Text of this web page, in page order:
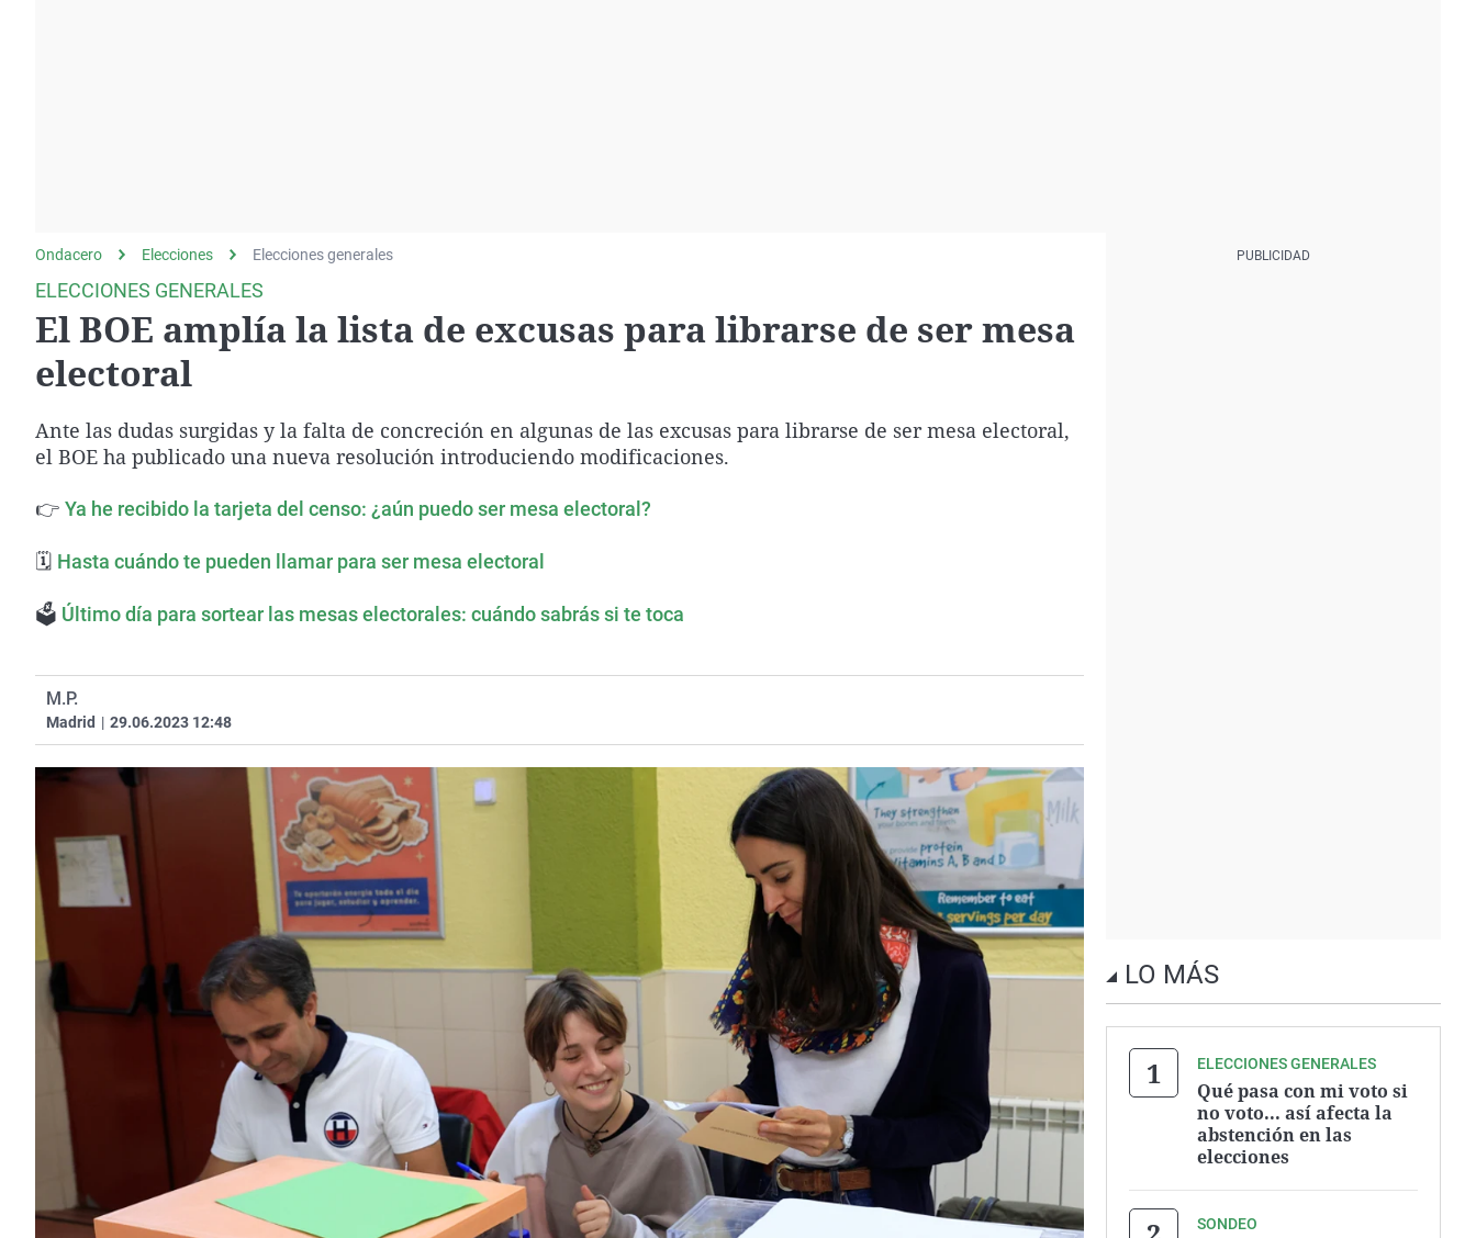
Ondacero Elecciones Elecciones generales
ELECCIONES GENERALES
El BOE amplía la lista de excusas para librarse de ser mesa
electoral
Ante las dudas surgidas y la falta de concreción en algunas de las excusas para librarse de ser mesa electoral,
el BOE ha publicado una nueva resolución introduciendo modificaciones.
👉 Ya he recibido la tarjeta del censo: ¿aún puedo ser mesa electoral?
🗓 Hasta cuándo te pueden llamar para ser mesa electoral
🗳 Último día para sortear las mesas electorales: cuándo sabrás si te toca
M.P.
Madrid | 29.06.2023 12:48
LO MÁS
ELECCIONES GENERALES
Qué pasa con mi voto si
no voto... así afecta la
abstención en las
elecciones
SONDEO